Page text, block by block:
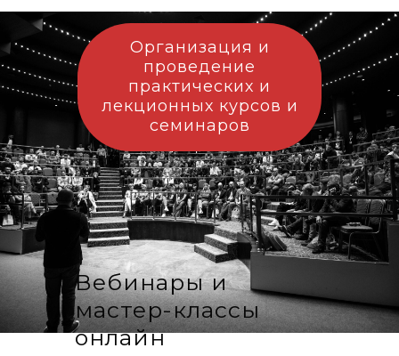
Организация и
проведение
практических и
лекционных курсов и
семинаров
Вебинары и
мастер-классы
онлайн